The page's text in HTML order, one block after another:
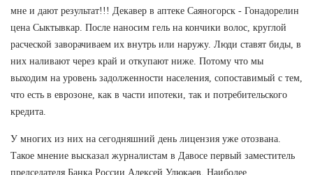
мне и дают результат!!! Декавер в аптеке Саяногорск - Гонадорелин
цена Сыктывкар. После наносим гель на кончики волос, круглой
расческой заворачиваем их внутрь или наружу. Люди ставят биды, в
них наливают через край и откупают ниже. Потому что мы
выходим на уровень задолженности населения, сопоставимый с тем,
что есть в еврозоне, как в части ипотеки, так и потребительского
кредита.
У многих из них на сегодняшний день лицензия уже отозвана.
Такое мнение высказал журналистам в Давосе первый заместитель
председателя Банка России Алексей Улюкаев. Наиболее